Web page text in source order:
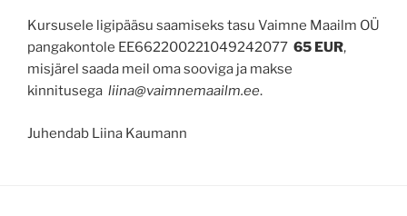
Kursusele ligipääsu saamiseks tasu Vaimne Maailm OÜ
pangakontole EE662200221049242077 65 EUR,
misjärel saada meil oma sooviga ja makse
kinnitusega liina@vaimnemaailm.ee.
Juhendab Liina Kaumann